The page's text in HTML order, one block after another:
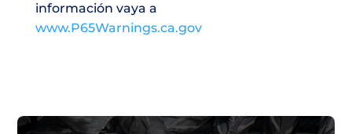
información vaya a
www.P65Warnings.ca.gov